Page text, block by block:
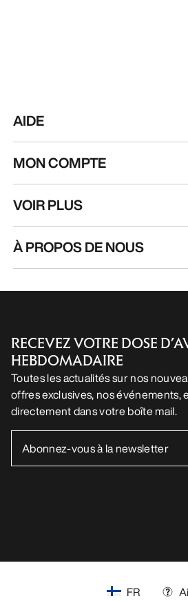
AIDE
MON COMPTE
VOIR PLUS
À PROPOS DE NOUS
RECEVEZ VOTRE DOSE
HEBDOMADAIRE
Toutes les actualités sur nos
offres exclusives, nos événements,
directement dans votre boîte mail.
FR